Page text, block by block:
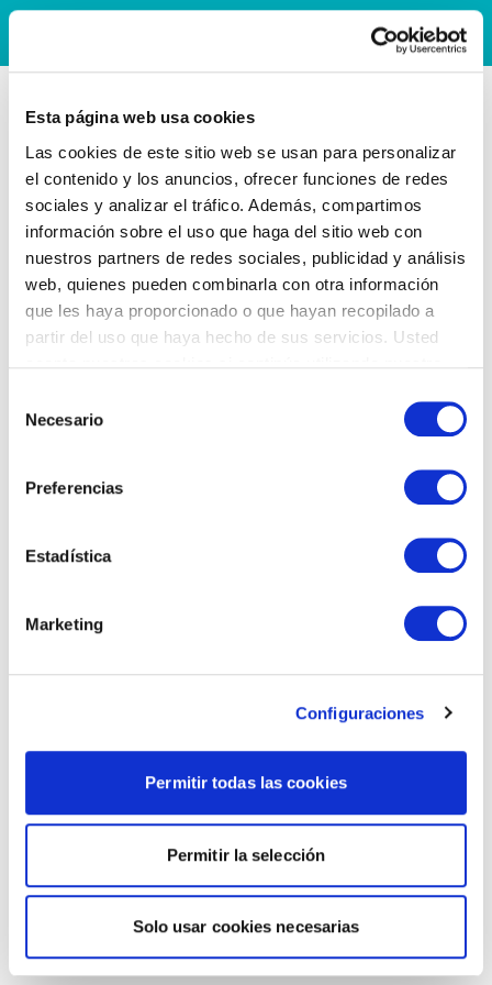
Esta página web usa cookies
Las cookies de este sitio web se usan para personalizar
el contenido y los anuncios, ofrecer funciones de redes
sociales y analizar el tráfico. Además, compartimos
información sobre el uso que haga del sitio web con
nuestros partners de redes sociales, publicidad y análisis
web, quienes pueden combinarla con otra información
que les haya proporcionado o que hayan recopilado a
partir del uso que haya hecho de sus servicios. Usted
Necesario
Preferencias
Estadística
Marketing
Configuraciones
Permitir todas las cookies
Permitir la selección
Solo usar cookies necesarias